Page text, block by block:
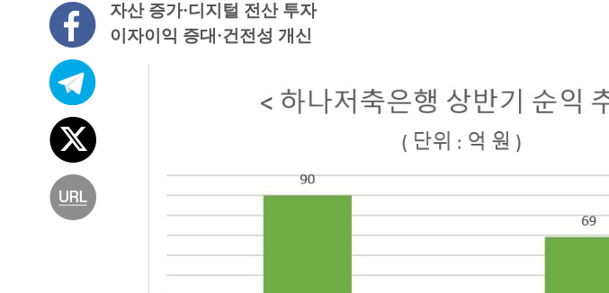
자산 증가·디지털 전산 투자
이자이익 증대·건전성 개신